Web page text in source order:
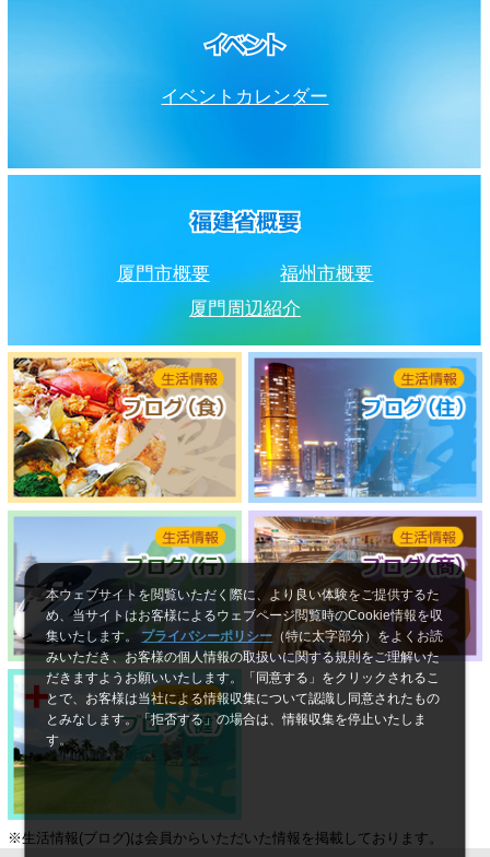
イベントカレンダー
厦門市概要
福州市概要
厦門周辺紹介
※生活情報(ブログ)は会員からいただいた情報を掲載しております。
本ウェブサイトを閲覧いただく際に、より良い体験をご提供するた
め、当サイトはお客様によるウェブページ閲覧時のCookie情報を収
集いたします。
プライバシーポリシー （特に太字部分）をよくお読
みいただき、お客様の個人情報の取扱いに関する規則をご理解いた
だきますようお願いいたします。「同意する」をクリックされるこ
とで、お客様は当社による情報収集について認識し同意されたもの
とみなします。「拒否する」の場合は、情報収集を停止いたしま
す。